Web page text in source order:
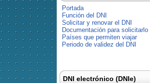
Portada
Función del DNI
Solicitar y renovar el DNI
Documentación para solicitarlo
Países que permiten viajar
Periodo de validez del DNI
DNI electrónico (DNIe)